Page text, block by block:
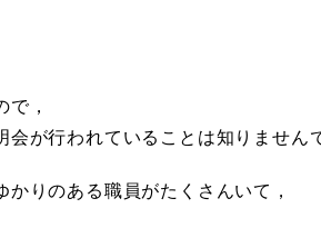
，
が行われていることは知りません
りのある職員がたくさんいて，